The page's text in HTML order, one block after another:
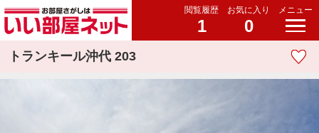
閲覧履歴
1
お気に入り
0
メニュー
トランキール沖代 203